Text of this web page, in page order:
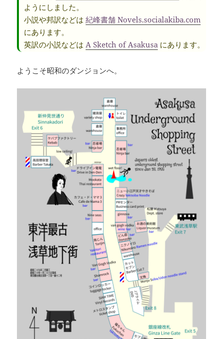
ようにしました。
小説や邦訳などは紀峰書舗 Novels.socialakiba.com
にあります。
英訳の小説などは A Sketch of Asakusa にあります。
ようこそ昭和のダンジョンへ。